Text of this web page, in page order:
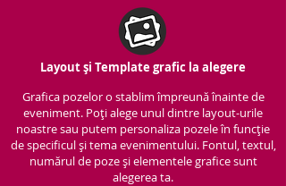
Layout și Template grafic la alegere
Grafica pozelor o stablim împreună înainte de
eveniment. Poți alege unul dintre layout-urile
noastre sau putem personaliza pozele în funcție
de specificul și tema evenimentului. Fontul, textul,
numărul de poze și elementele grafice sunt
alegerea ta.